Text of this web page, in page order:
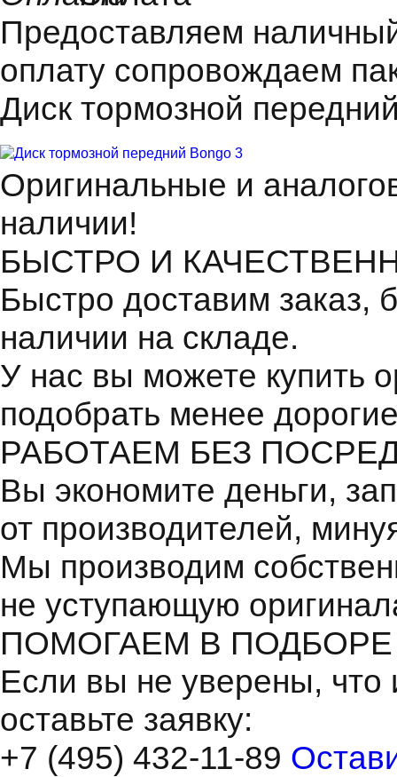
Предоставляем
оплату сопровождаем
Диск тормозной
Оригинальные и
наличии!
БЫСТРО И
Быстро доставим заказ,
наличии на складе.
У нас вы можете купить
подобрать менее
РАБОТАЕМ БЕЗ
Вы экономите деньги,
от производителей,
Мы производим
не уступающую
ПОМОГАЕМ В ПОДБОРЕ
Если вы не уверены, что
оставьте заявку:
+7 (495) 432-11-89